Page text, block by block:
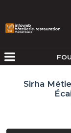
Sirha